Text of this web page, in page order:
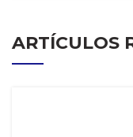
ARTÍCULOS